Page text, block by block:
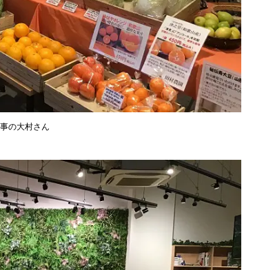
の大村さん